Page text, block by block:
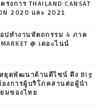
งการ THAILAND CANSAT
2020 และ 2021
ปทำงานหัตถกรรม 4 ภาค
@ เดอะไนน์
ยุดพัฒนาด้านดีไซน์ ดึง Big
งการผู้บริโภคสานต่อผู้นำ
มของไทย